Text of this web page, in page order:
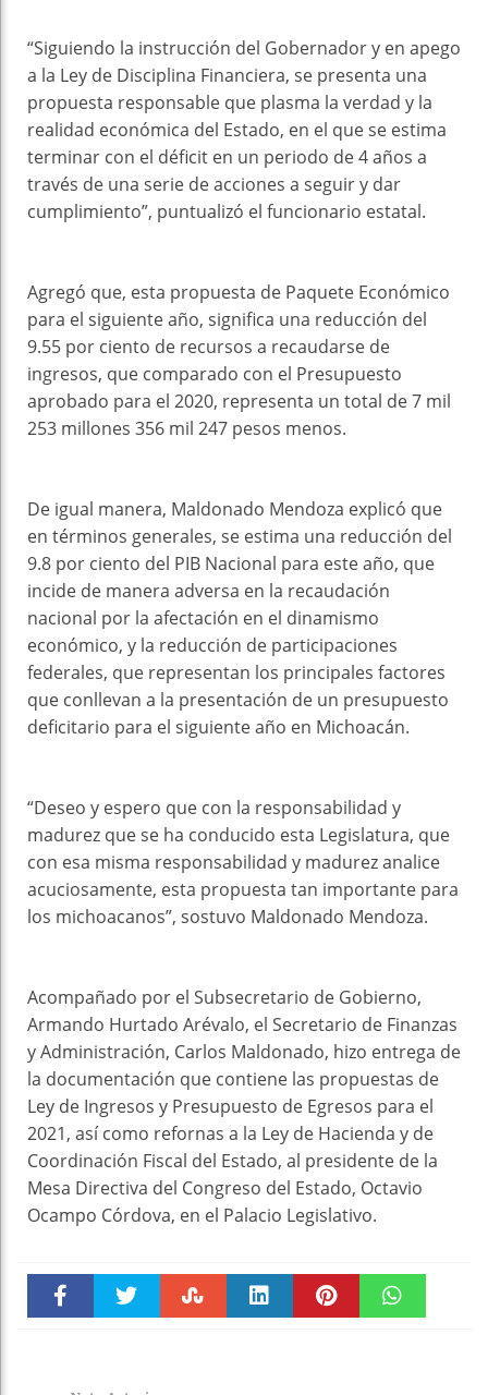
“Siguiendo la instrucción del Gobernador y en apego
a la Ley de Disciplina Financiera, se presenta una
propuesta responsable que plasma la verdad y la
realidad económica del Estado, en el que se estima
terminar con el déficit en un periodo de 4 años a
través de una serie de acciones a seguir y dar
cumplimiento”, puntualizó el funcionario estatal.
Agregó que, esta propuesta de Paquete Económico
para el siguiente año, significa una reducción del
9.55 por ciento de recursos a recaudarse de
ingresos, que comparado con el Presupuesto
aprobado para el 2020, representa un total de 7 mil
253 millones 356 mil 247 pesos menos.
De igual manera, Maldonado Mendoza explicó que
en términos generales, se estima una reducción del
9.8 por ciento del PIB Nacional para este año, que
incide de manera adversa en la recaudación
nacional por la afectación en el dinamismo
económico, y la reducción de participaciones
federales, que representan los principales factores
que conllevan a la presentación de un presupuesto
deficitario para el siguiente año en Michoacán.
“Deseo y espero que con la responsabilidad y
madurez que se ha conducido esta Legislatura, que
con esa misma responsabilidad y madurez analice
acuciosamente, esta propuesta tan importante para
los michoacanos”, sostuvo Maldonado Mendoza.
Acompañado por el Subsecretario de Gobierno,
Armando Hurtado Arévalo, el Secretario de Finanzas
y Administración, Carlos Maldonado, hizo entrega de
la documentación que contiene las propuestas de
Ley de Ingresos y Presupuesto de Egresos para el
2021, así como refornas a la Ley de Hacienda y de
Coordinación Fiscal del Estado, al presidente de la
Mesa Directiva del Congreso del Estado, Octavio
Ocampo Córdova, en el Palacio Legislativo.